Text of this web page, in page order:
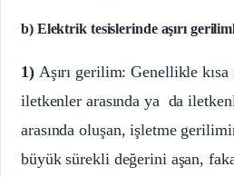
b) Elektrik tesislerinde aşırı
1)Aşırı gerilim: Genellikle kısa
iletkenler arasında ya da
arasında oluşan, işletme
büyük sürekli değerini aşan,